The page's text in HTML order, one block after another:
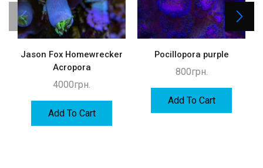
Jason Fox Homewrecker
Acropora
4000грн.
Add To Cart
Pocillopora purple
800грн.
Add To Cart